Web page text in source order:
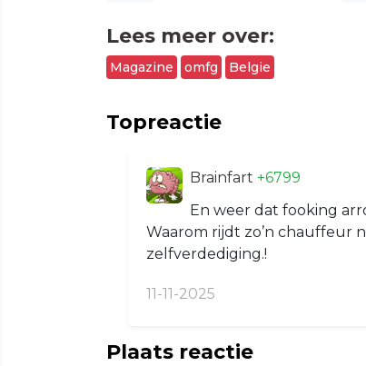
Lees meer over:
Magazine omfg Belgie
Topreactie
Brainfart +6799
En weer dat fooking
Waarom rijdt zo’n chauffeur
zelfverdediging.!
11-11-2025
Plaats reactie